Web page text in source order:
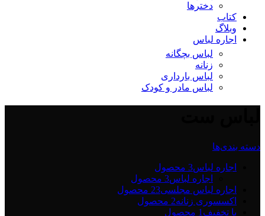
دخترها
کتاب
وبلاگ
اجاره لباس
لباس بچگانه
زنانه
لباس بارداری
لباس مادر و کودک
دسته بندی‌ها
اجاره لباس3 محصول
اجاره لباس3 محصول
اجاره لباس مجلسی23 محصول
اکسسوری زنانه2 محصول
با تخفیف 1 محصول